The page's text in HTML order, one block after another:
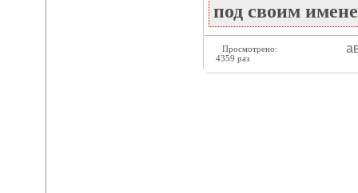
под своим
Просмотрено:
4359 раз